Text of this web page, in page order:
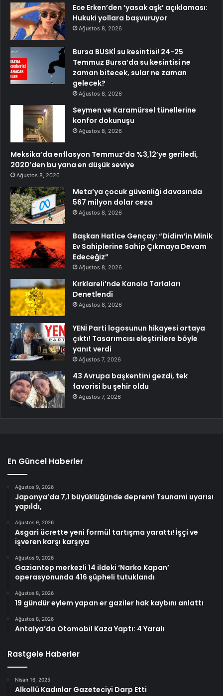
Ece Erken’den ‘yasak aşk’ açıklaması:
Hukuki yollara başvuruyor
Ağustos 8, 2026
Bursa BUSKİ su kesintisi! 24-25
Temmuz Bursa’da su kesintisi ne
zaman bitecek, sular ne zaman
gelecek?
Ağustos 8, 2026
Seymen ve Karamürsel tünellerine
konfor dokunuşu
Ağustos 8, 2026
Meksika’da enflasyon Temmuz’da %3,12’ye geriledi,
2020’den bu yana en düşük seviye
Ağustos 8, 2026
Meta’ya çocuk güvenliği davasında
567 milyon dolar ceza
Ağustos 8, 2026
Başkan Hatice Gençay: “Didim’in Minik
Ev Sahiplerine Sahip Çıkmaya Devam
Edeceğiz”
Ağustos 8, 2026
Kırklareli’nde Kanola Tarlaları
Denetlendi
Ağustos 8, 2026
YENİ Parti logosunun hikayesi ortaya
çıktı! Tasarımcısı eleştirilere böyle
yanıt verdi
Ağustos 7, 2026
43 Avrupa başkentini gezdi, tek
favorisi bu şehir oldu
Ağustos 7, 2026
En Güncel Haberler
Ağustos 9, 2026
Japonya’da 7,1 büyüklüğünde deprem! Tsunami uyarısı
yapıldı,
Ağustos 9, 2026
Asgari ücrette yeni formül tartışma yarattı! İşçi ve
işveren karşı karşıya
Ağustos 9, 2026
Gaziantep merkezli 14 ildeki ‘Narko Kapan’
operasyonunda 416 şüpheli tutuklandı
Ağustos 8, 2026
19 gündür eylem yapan er gaziler hak kaybını anlattı
Ağustos 8, 2026
Antalya’da Otomobil Kaza Yaptı: 4 Yaralı
Rastgele Haberler
Nisan 16, 2025
Alkollü Kadınlar Gazeteciyi Darp Etti